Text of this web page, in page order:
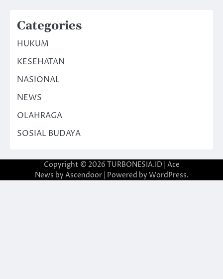
Categories
HUKUM
KESEHATAN
NASIONAL
NEWS
OLAHRAGA
SOSIAL BUDAYA
Copyright © 2026 TURBONESIA.ID| Ace
News by Ascendoor| Powered by WordPress.